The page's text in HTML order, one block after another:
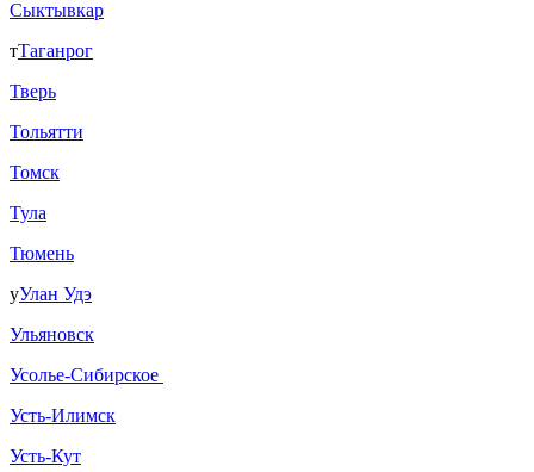
Сыктывкар
тТаганрог
Тверь
Тольятти
Томск
Тула
Тюмень
уУлан Удэ
Ульяновск
Усолье-Сибирское
Усть-Илимск
Усть-Кут